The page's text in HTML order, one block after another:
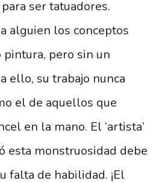
ser tatuadores.
alguien los conceptos
pintura, pero sin un
ello, su trabajo nunca
el de aquellos que
en la mano. El ‘artista’
esta monstruosidad debe
falta de habilidad. ¡El